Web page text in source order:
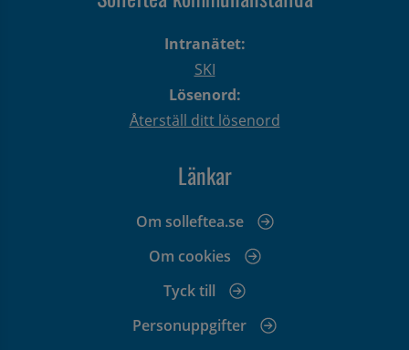
Intranätet:
SKI
Lösenord:
Återställ ditt lösenord
Länkar
Om solleftea.se
Om cookies
Tyck till
Personuppgifter